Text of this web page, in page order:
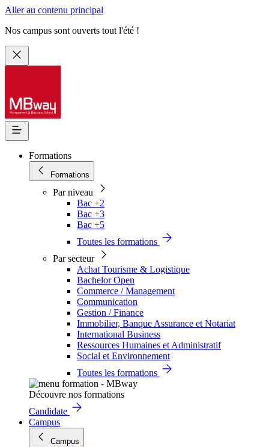
Aller au contenu principal
Nos campus sont ouverts tout l'été !
Formations
Formations
Par niveau
Bac +2
Bac +3
Bac +5
Toutes les formations
Par secteur
Achat Tourisme & Logistique
Bachelor Open
Commerce / Management
Communication
Gestion / Finance
Immobilier, Banque Assurance et Notariat
International Business
Ressources Humaines et Administratif
Social et Environnement
Toutes les formations
Découvre nos formations
Candidate
Campus
Campus